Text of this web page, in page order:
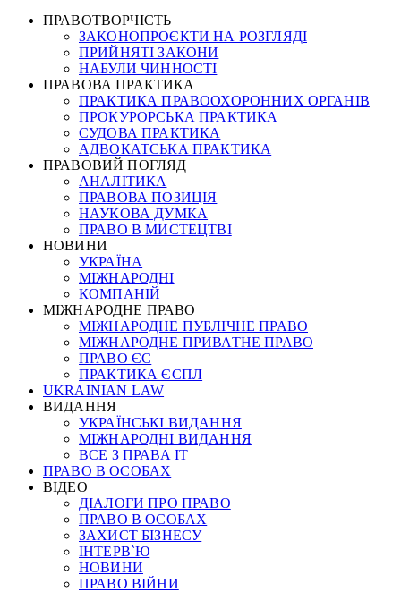
ПРАВОТВОРЧІСТЬ
ЗАКОНОПРОЄКТИ НА РОЗГЛЯДІ
ПРИЙНЯТІ ЗАКОНИ
НАБУЛИ ЧИННОСТІ
ПРАВОВА ПРАКТИКА
ПРАКТИКА ПРАВООХОРОННИХ ОРГАНІВ
ПРОКУРОРСЬКА ПРАКТИКА
СУДОВА ПРАКТИКА
АДВОКАТСЬКА ПРАКТИКА
ПРАВОВИЙ ПОГЛЯД
АНАЛІТИКА
ПРАВОВА ПОЗИЦІЯ
НАУКОВА ДУМКА
ПРАВО В МИСТЕЦТВІ
НОВИНИ
УКРАЇНА
МІЖНАРОДНІ
КОМПАНІЙ
МІЖНАРОДНЕ ПРАВО
МІЖНАРОДНЕ ПУБЛІЧНЕ ПРАВО
МІЖНАРОДНЕ ПРИВАТНЕ ПРАВО
ПРАВО ЄС
ПРАКТИКА ЄСПЛ
UKRAINIAN LAW
ВИДАННЯ
УКРАЇНСЬКІ ВИДАННЯ
МІЖНАРОДНІ ВИДАННЯ
ВСЕ З ПРАВА ІТ
ПРАВО В ОСОБАХ
ВІДЕО
ДІАЛОГИ ПРО ПРАВО
ПРАВО В ОСОБАХ
ЗАХИСТ БІЗНЕСУ
ІНТЕРВ`Ю
НОВИНИ
ПРАВО ВІЙНИ